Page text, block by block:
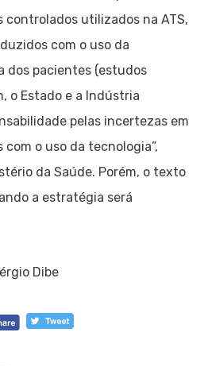
controlados utilizados na ATS,
com o uso da
dos pacientes (estudos
o Estado e a Indústria
pelas incertezas em
o uso da tecnologia”,
da Saúde. Porém, o texto
a estratégia será
Dibe